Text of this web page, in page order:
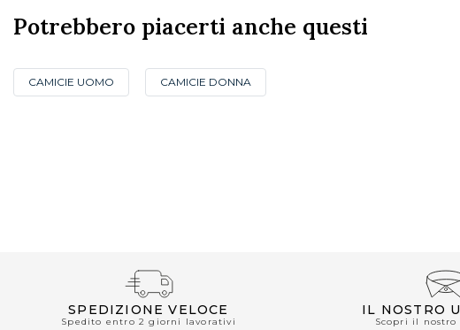
Potrebbero piacerti anche questi
CAMICIE UOMO CAMICIE DONNA
SPEDIZIONE VELOCE
Spedito entro 2 giorni lavorativi
IL NOSTRO
Scopri il nostro